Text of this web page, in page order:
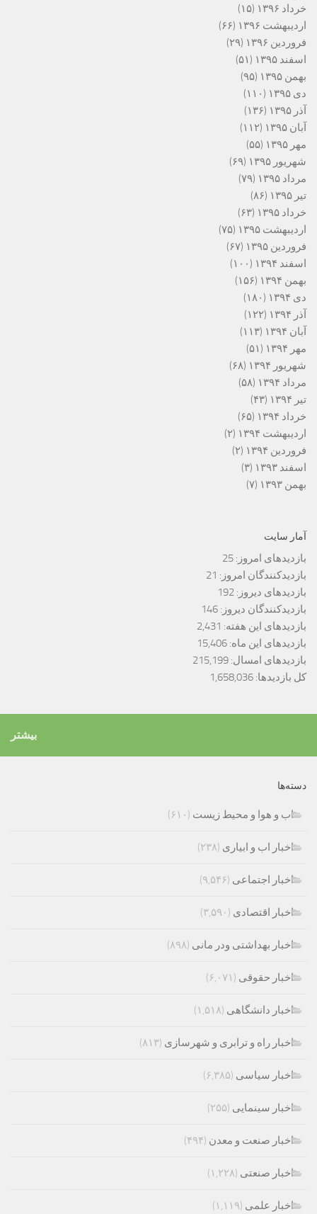
خرداد ۱۳۹۶
(۱۵)
اردیبهشت ۱۳۹۶
(۶۶)
فروردین ۱۳۹۶
(۲۹)
اسفند ۱۳۹۵
(۵۱)
بهمن ۱۳۹۵
(۹۵)
دی ۱۳۹۵
(۱۱۰)
آذر ۱۳۹۵
(۱۳۶)
آبان ۱۳۹۵
(۱۱۲)
مهر ۱۳۹۵
(۵۵)
شهریور ۱۳۹۵
(۶۹)
مرداد ۱۳۹۵
(۷۹)
تیر ۱۳۹۵
(۸۶)
خرداد ۱۳۹۵
(۶۳)
اردیبهشت ۱۳۹۵
(۷۵)
فروردین ۱۳۹۵
(۶۷)
اسفند ۱۳۹۴
(۱۰۰)
بهمن ۱۳۹۴
(۱۵۶)
دی ۱۳۹۴
(۱۸۰)
آذر ۱۳۹۴
(۱۲۲)
آبان ۱۳۹۴
(۱۱۳)
مهر ۱۳۹۴
(۵۱)
شهریور ۱۳۹۴
(۶۸)
مرداد ۱۳۹۴
(۵۸)
تیر ۱۳۹۴
(۴۳)
خرداد ۱۳۹۴
(۶۵)
اردیبهشت ۱۳۹۴
(۲)
فروردین ۱۳۹۴
(۲)
اسفند ۱۳۹۳
(۳)
بهمن ۱۳۹۳
(۷)
آمار سایت
بازدیدهای امروز: 25
بازدیدکنندگان امروز: 21
بازدیدهای دیروز: 192
بازدیدکنندگان دیروز: 146
بازدیدهای این هفته: 2,431
بازدیدهای این ماه: 15,406
بازدیدهای امسال: 215,199
کل بازدیدها: 1,658,036
بیشتر
دسته‌ها
اب و هوا و محیط زیست (۶۱۰)
اخبار اب و ابیاری (۲۳۸)
اخبار اجتماعی (۹,۵۴۶)
اخبار اقتصادی (۳,۵۹۰)
اخبار بهداشتی ودر مانی (۸۹۸)
اخبار حقوقی (۶,۰۷۱)
اخبار دانشگاهی (۱,۵۱۸)
اخبار راه و ترابری و شهرسازی (۸۱۳)
اخبار سیاسی (۶,۳۸۵)
اخبار سینمایی (۲۵۵)
اخبار صنعت و معدن (۴۹۴)
اخبار صنعتی (۱,۲۲۸)
اخبار علمی (۱,۱۱۹)